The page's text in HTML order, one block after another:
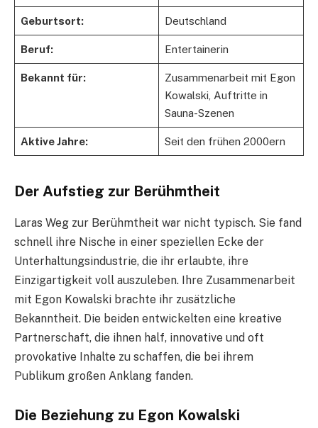
Geburtsort: Deutschland
Beruf: Entertainerin
Bekannt für:
Zusammenarbeit mit Egon
Kowalski, Auftritte in
Sauna-Szenen
Aktive Jahre: Seit den frühen 2000ern
Der Aufstieg zur Berühmtheit
Laras Weg zur Berühmtheit war nicht typisch. Sie fand
schnell ihre Nische in einer speziellen Ecke der
Unterhaltungsindustrie, die ihr erlaubte, ihre
Einzigartigkeit voll auszuleben. Ihre Zusammenarbeit
mit Egon Kowalski brachte ihr zusätzliche
Bekanntheit. Die beiden entwickelten eine kreative
Partnerschaft, die ihnen half, innovative und oft
provokative Inhalte zu schaffen, die bei ihrem
Publikum großen Anklang fanden.
Die Beziehung zu Egon Kowalski